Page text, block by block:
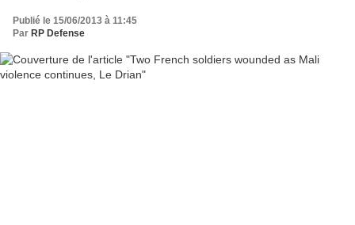
Publié le 15/06/2013 à 11:45
Par RP Defense